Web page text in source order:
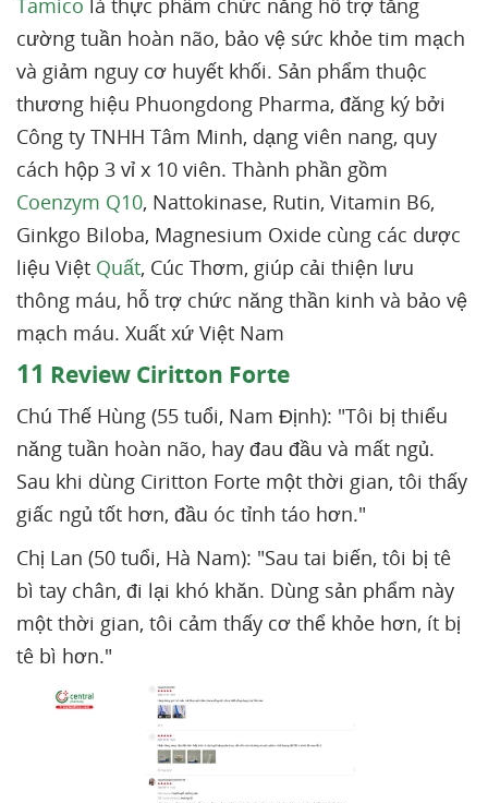
Tamico là thực phẩm chức năng hỗ trợ tăng
cường tuần hoàn não, bảo vệ sức khỏe tim mạch
và giảm nguy cơ huyết khối. Sản phẩm thuộc
thương hiệu Phuongdong Pharma, đăng ký bởi
Công ty TNHH Tâm Minh, dạng viên nang, quy
cách hộp 3 vỉ x 10 viên. Thành phần gồm
Coenzym Q10, Nattokinase, Rutin, Vitamin B6,
Ginkgo Biloba, Magnesium Oxide cùng các dược
liệu Việt Quất, Cúc Thơm, giúp cải thiện lưu
thông máu, hỗ trợ chức năng thần kinh và bảo vệ
mạch máu. Xuất xứ Việt Nam
11 Review Ciritton Forte
Chú Thế Hùng (55 tuổi, Nam Định): "Tôi bị thiểu
năng tuần hoàn não, hay đau đầu và mất ngủ.
Sau khi dùng Ciritton Forte một thời gian, tôi thấy
giấc ngủ tốt hơn, đầu óc tỉnh táo hơn."
Chị Lan (50 tuổi, Hà Nam): "Sau tai biến, tôi bị tê
bì tay chân, đi lại khó khăn. Dùng sản phẩm này
một thời gian, tôi cảm thấy cơ thể khỏe hơn, ít bị
tê bì hơn."